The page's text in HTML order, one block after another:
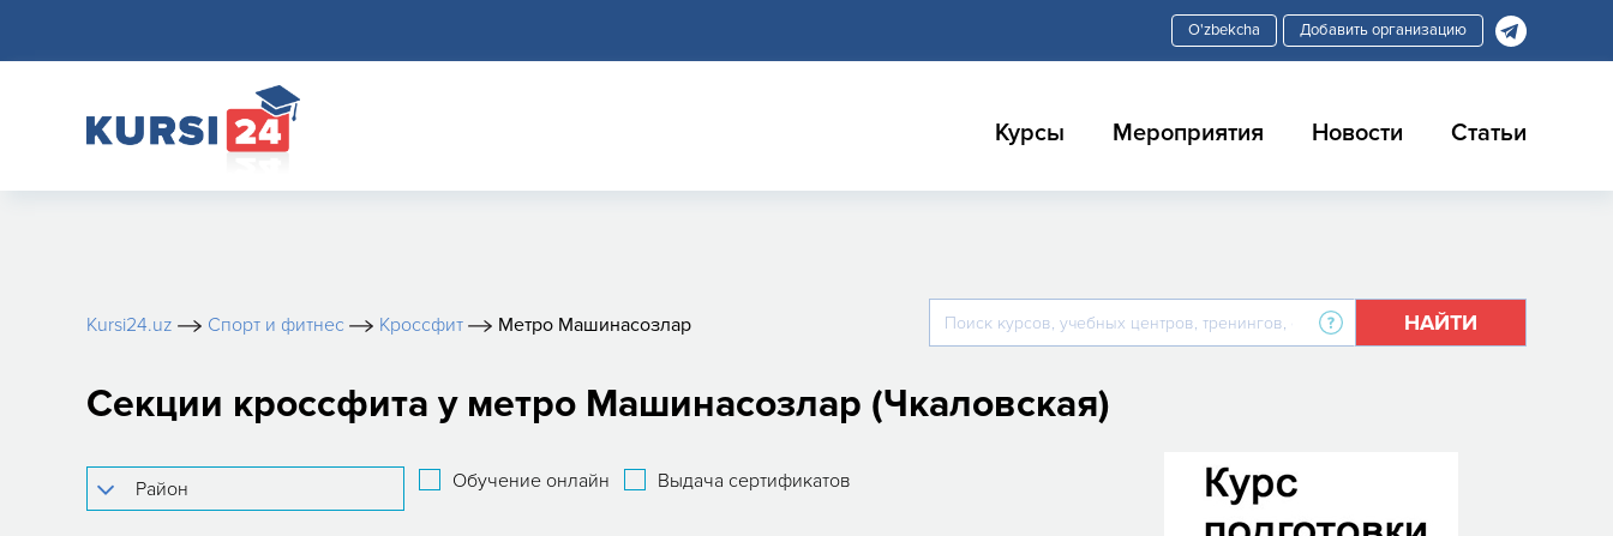
Добавить организацию
Курсы Мероприятия Новости Статьи
Kursi24.uz Спорт и фитнес Кроссфит Метро Машинасозлар НАЙТИ
Секции кроссфита у метро Машинасозлар (Чкаловская)
Обучение онлайн Выдача сертификатов